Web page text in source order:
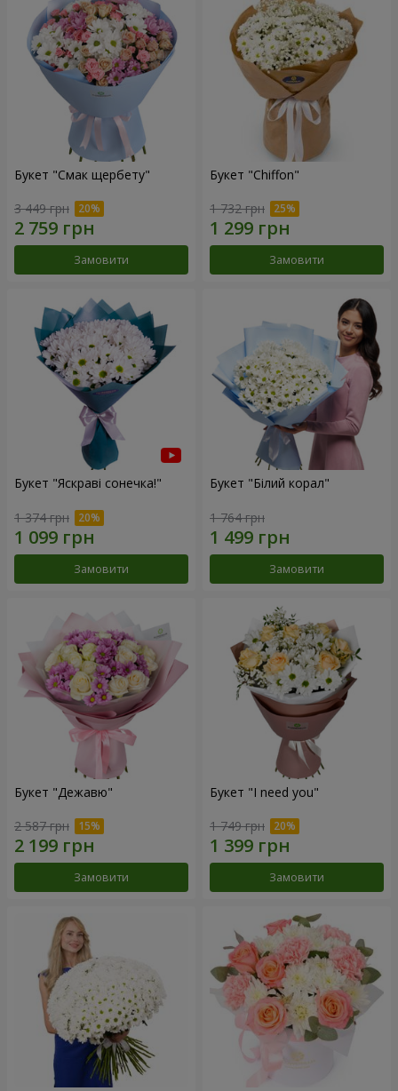
Букет "Смак щербету"
3 449 грн
Замовити
Букет "Chiffon"
1 732 грн
Замовити
Букет "Яскраві сонечка!"
1 374 грн
Замовити
Букет "Білий корал"
1 764 грн
Замовити
Букет "Дежавю"
2 587 грн
Замовити
Букет "I need you"
1 749 грн
Замовити